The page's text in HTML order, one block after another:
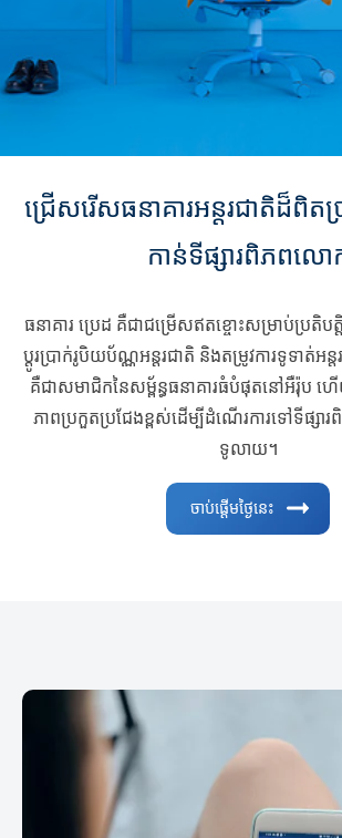
ជ្រើសរើសធនាគារអន្តរជាតិដ៏ពិត
កាន់ទីផ្សារពិភពលោ
ធនាគារ ប្រេដ គឺជាជម្រើសឥតខ្ចោះសម្រាប់ប្រតិប
ប្តូរប្រាក់រូបិយប័ណ្ណអន្តរជាតិ និងតម្រូវការទូទាត់អន្ត
គឺជាសមាជិកនៃសម្ព័ន្ធធនាគារធំបំផុតនៅអឺរ៉ុប ហ
ភាពប្រកួតប្រជែងខ្ពស់ដើម្បីដំណើរការទៅទីផ្ស
ទូលាយ។
ចាប់ផ្ដើមថ្ងៃនេះ